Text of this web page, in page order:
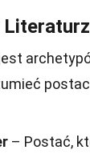
– Postać,